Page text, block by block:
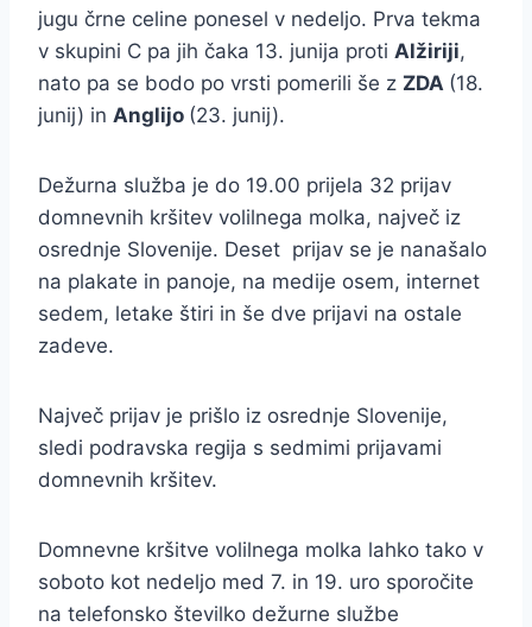
jugu črne celine ponesel v nedeljo. Prva tekma
v skupini C pa jih čaka 13. junija proti Alžiriji,
nato pa se bodo po vrsti pomerili še z ZDA (18.
junij) in Anglijo (23. junij).
Dežurna služba je do 19.00 prijela 32 prijav
domnevnih kršitev volilnega molka, največ iz
osrednje Slovenije. Deset prijav se je nanašalo
na plakate in panoje, na medije osem, internet
sedem, letake štiri in še dve prijavi na ostale
zadeve.
Največ prijav je prišlo iz osrednje Slovenije,
sledi podravska regija s sedmimi prijavami
domnevnih kršitev.
Domnevne kršitve volilnega molka lahko tako v
soboto kot nedeljo med 7. in 19. uro sporočite
na telefonsko številko dežurne službe